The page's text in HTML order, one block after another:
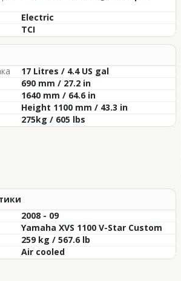
Electric
TCI
17 Litres / 4.4 US gal
690 mm / 27.2 in
1640 mm / 64.6 in
Height 1100 mm / 43.3 in
275kg / 605 lbs
2008 - 09
Yamaha XVS 1100 V-Star Custom
259 kg / 567.6 lb
Air cooled